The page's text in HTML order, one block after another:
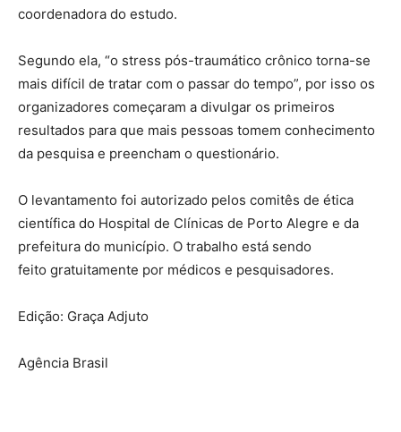
coordenadora do estudo.
Segundo ela, “o stress pós-traumático crônico torna-se
mais difícil de tratar com o passar do tempo”, por isso os
organizadores começaram a divulgar os primeiros
resultados para que mais pessoas tomem conhecimento
da pesquisa e preencham o questionário.
O levantamento foi autorizado pelos comitês de ética
científica do Hospital de Clínicas de Porto Alegre e da
prefeitura do município. O trabalho está sendo
feito gratuitamente por médicos e pesquisadores.
Edição: Graça Adjuto
Agência Brasil